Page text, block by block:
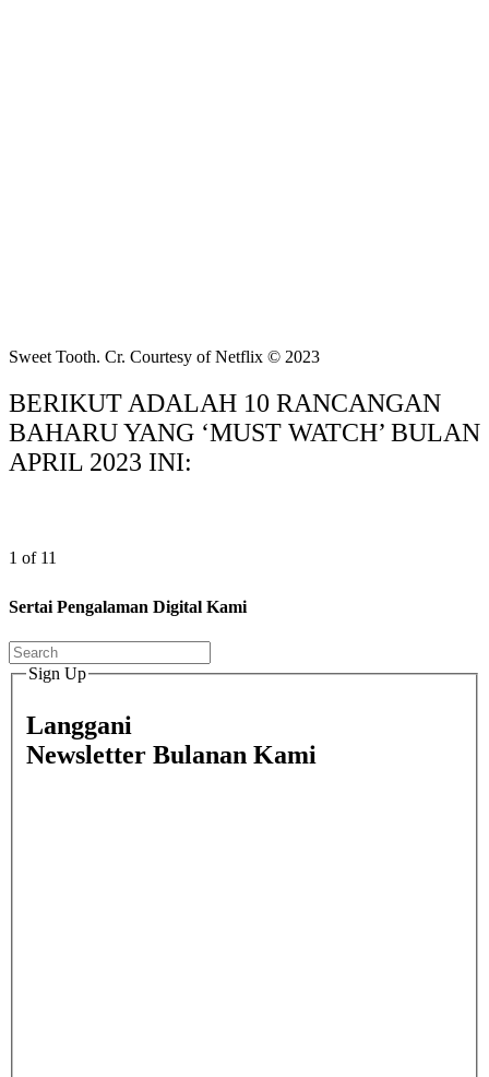
Sweet Tooth. Cr. Courtesy of Netflix © 2023
BERIKUT ADALAH 10 RANCANGAN
BAHARU YANG ‘MUST WATCH’ BULAN
APRIL 2023 INI:
1 of 11
Sertai Pengalaman Digital Kami
Sign Up
Langgani
Newsletter Bulanan Kami